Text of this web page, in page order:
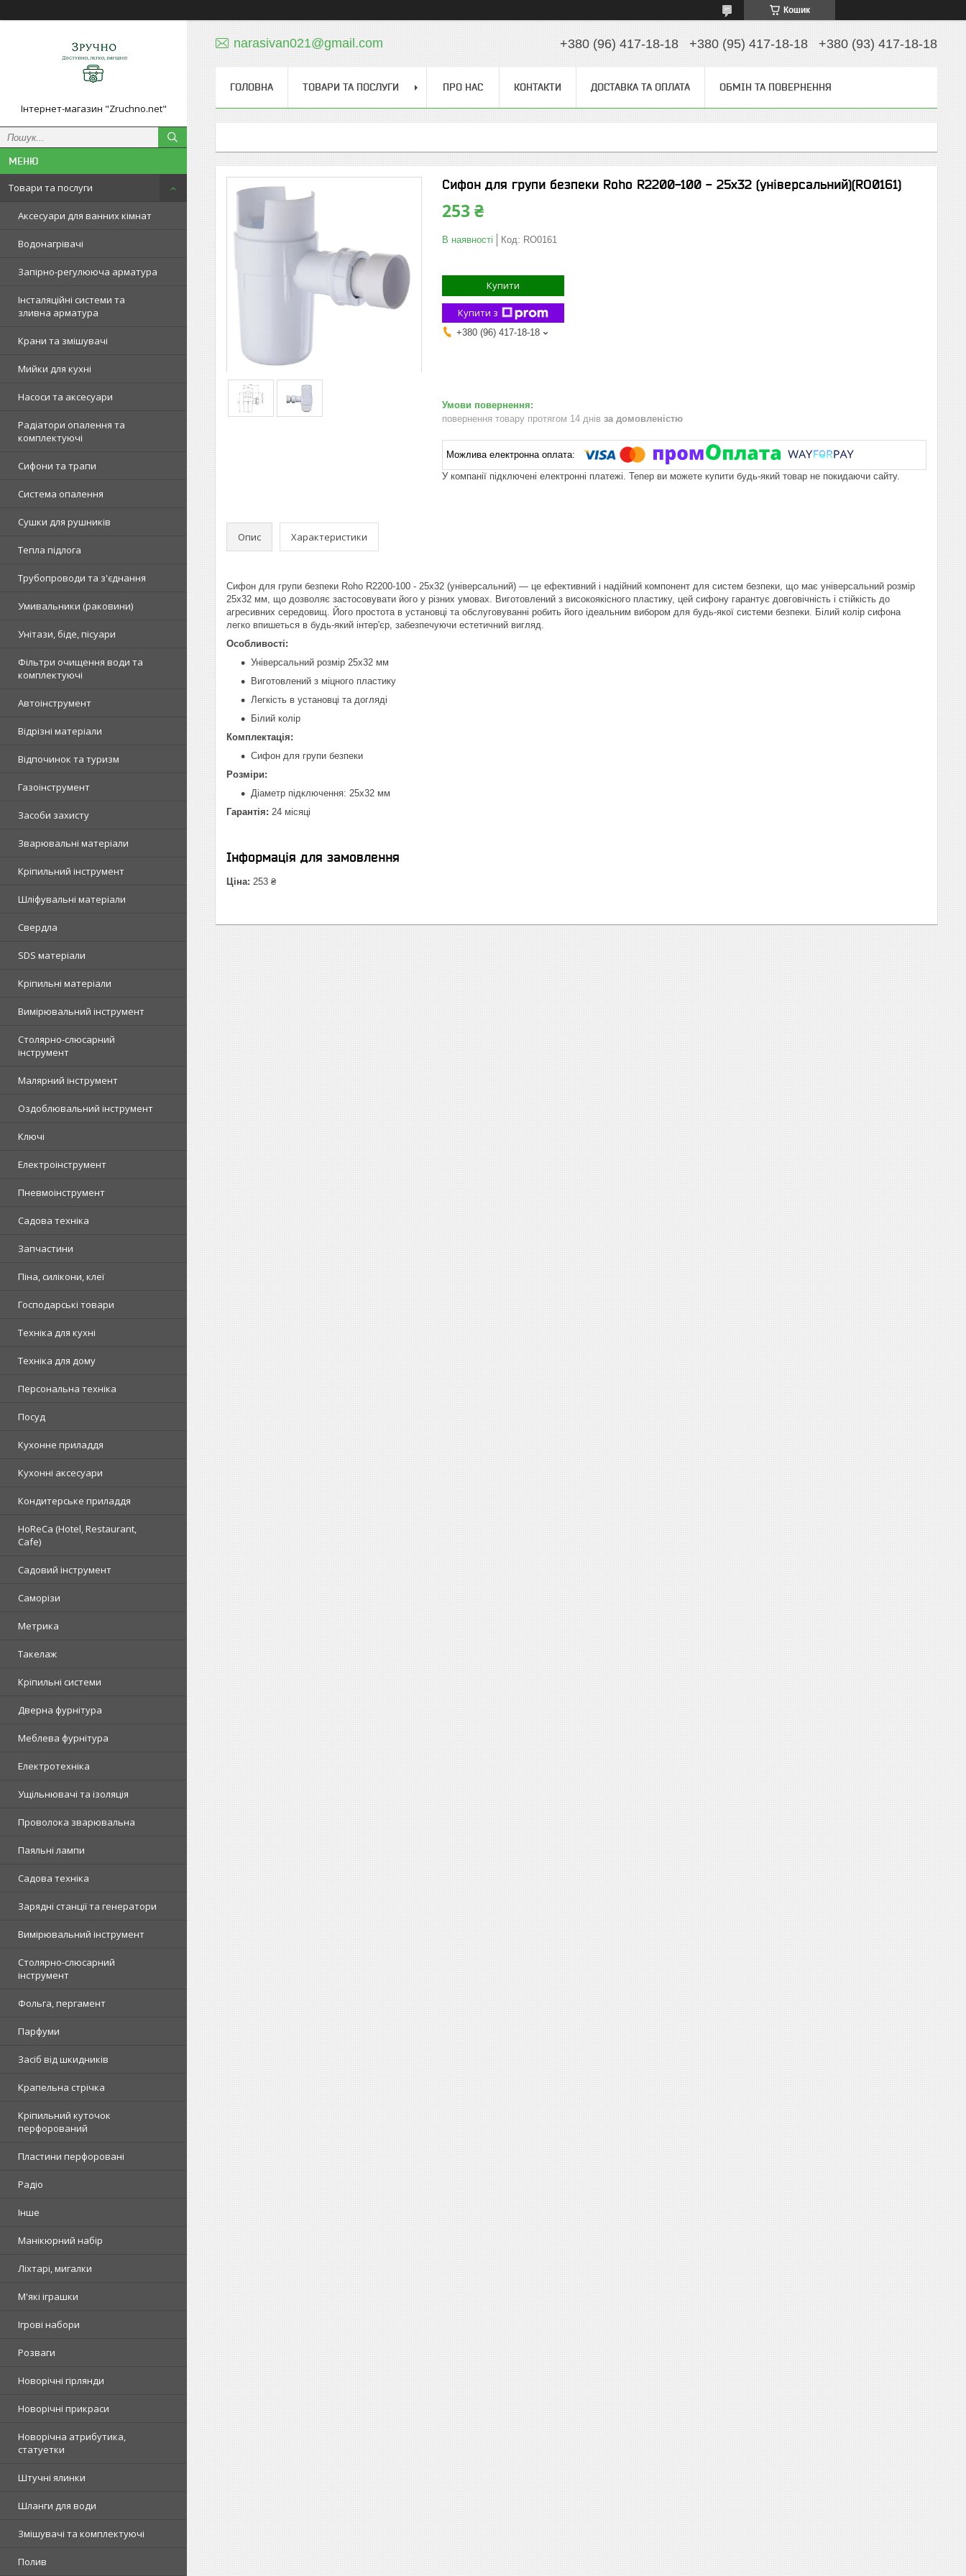
Кошик
Інтернет-магазин "Zruchno.net"
Товари та послуги
Аксесуари для ванних кімнат
Водонагрівачі
Запірно-регулююча арматура
Інсталяційні системи та
зливна арматура
Крани та змішувачі
Мийки для кухні
Насоси та аксесуари
Радіатори опалення та
комплектуючі
Сифони та трапи
Система опалення
Сушки для рушників
Тепла підлога
Трубопроводи та з'єднання
Умивальники (раковини)
Унітази, біде, пісуари
Фільтри очищення води та
комплектуючі
Автоінструмент
Відрізні матеріали
Відпочинок та туризм
Газоінструмент
Засоби захисту
Зварювальні матеріали
Кріпильний інструмент
Шліфувальні матеріали
Свердла
SDS матеріали
Кріпильні матеріали
Вимірювальний інструмент
Столярно-слюсарний
інструмент
Малярний інструмент
Оздоблювальний інструмент
Ключі
Електроінструмент
Пневмоінструмент
Садова техніка
Запчастини
Піна, силікони, клеї
Господарські товари
Техніка для кухні
Техніка для дому
Персональна техніка
Посуд
Кухонне приладдя
Кухонні аксесуари
Кондитерське приладдя
HoReCa (Hotel, Restaurant,
Cafe)
Садовий інструмент
Саморізи
Метрика
Такелаж
Кріпильні системи
Дверна фурнітура
Меблева фурнітура
Електротехніка
Ущільнювачі та ізоляція
Проволока зварювальна
Паяльні лампи
Садова техніка
Зарядні станції та генератори
Вимірювальний інструмент
Столярно-слюсарний
інструмент
Фольга, пергамент
Парфуми
Засіб від шкидників
Крапельна стрічка
Кріпильний куточок
перфорований
Пластини перфоровані
Радіо
Інше
Манікюрний набір
Ліхтарі, мигалки
М'які іграшки
Ігрові набори
Розваги
Новорічні гірлянди
Новорічні прикраси
Новорічна атрибутика,
статуетки
Штучні ялинки
Шланги для води
Змішувачі та комплектуючі
Полив
narasivan021@gmail.com +380 (96) 417-18-18 +380 (95) 417-18-18 +380 (93) 417-18-18
ГОЛОВНА ТОВАРИ ТА ПОСЛУГИ ПРО НАС КОНТАКТИ ДОСТАВКА ТА ОПЛАТА ОБМІН ТА ПОВЕРНЕННЯ
Сифон для групи безпеки Roho R2200-100 - 25x32 (універсальний)(RO0161)
253 ₴
В наявності Код: RO0161
Купити
Купити з
+380 (96) 417-18-18
повернення товару протягом 14 днів за домовленістю
У компанії підключені електронні платежі. Тепер ви можете купити будь-який товар не покидаючи сайту.
Опис Характеристики
Сифон для групи безпеки Roho R2200-100 - 25x32 (універсальний) — це ефективний і надійний компонент для систем безпеки, що має універсальний розмір
25x32 мм, що дозволяє застосовувати його у різних умовах. Виготовлений з високоякісного пластику, цей сифону гарантує довговічність і стійкість до
агресивних середовищ. Його простота в установці та обслуговуванні робить його ідеальним вибором для будь-якої системи безпеки. Білий колір сифона
легко впишеться в будь-який інтер'єр, забезпечуючи естетичний вигляд.
Особливості:
Універсальний розмір 25x32 мм
Виготовлений з міцного пластику
Легкість в установці та догляді
Білий колір
Комплектація:
Сифон для групи безпеки
Розміри:
Діаметр підключення: 25x32 мм
Гарантія: 24 місяці
Інформація для замовлення
Ціна: 253 ₴